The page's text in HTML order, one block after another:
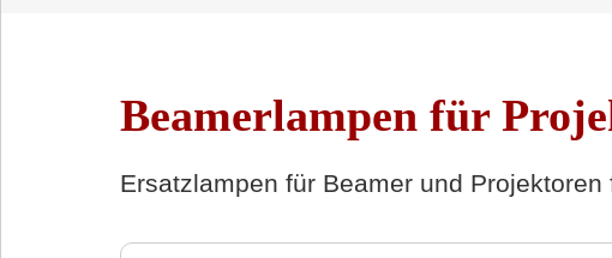
Beamerlampen für
Ersatzlampen für Beamer und